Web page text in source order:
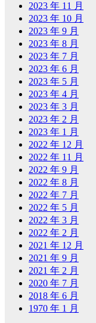
2023 年 11 月
2023 年 10 月
2023 年 9 月
2023 年 8 月
2023 年 7 月
2023 年 6 月
2023 年 5 月
2023 年 4 月
2023 年 3 月
2023 年 2 月
2023 年 1 月
2022 年 12 月
2022 年 11 月
2022 年 9 月
2022 年 8 月
2022 年 7 月
2022 年 5 月
2022 年 3 月
2022 年 2 月
2021 年 12 月
2021 年 9 月
2021 年 2 月
2020 年 7 月
2018 年 6 月
1970 年 1 月